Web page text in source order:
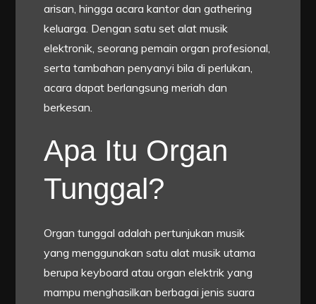
arisan, hingga acara kantor dan gathering
keluarga. Dengan satu set alat musik
elektronik, seorang pemain organ profesional,
serta tambahan penyanyi bila di perlukan,
acara dapat berlangsung meriah dan
berkesan.
Apa Itu Organ
Tunggal?
Organ tunggal adalah pertunjukan musik
yang menggunakan satu alat musik utama
berupa keyboard atau organ elektrik yang
mampu menghasilkan berbagai jenis suara